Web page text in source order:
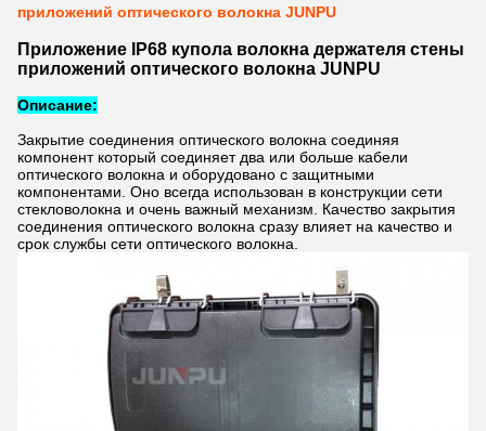
приложений оптического волокна JUNPU
Приложение IP68 купола волокна держателя стены
приложений оптического волокна JUNPU
Описание:
Закрытие соединения оптического волокна соединяя
компонент который соединяет два или больше кабели
оптического волокна и оборудовано с защитными
компонентами. Оно всегда использован в конструкции сети
стекловолокна и очень важный механизм. Качество закрытия
соединения оптического волокна сразу влияет на качество и
срок службы сети оптического волокна.